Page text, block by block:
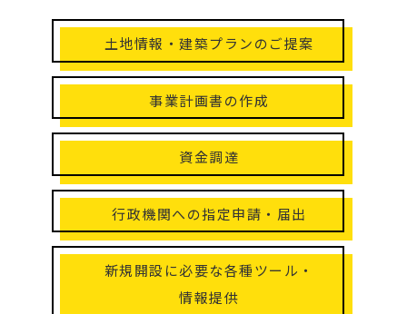
土地情報・建築プランのご提案
事業計画書の作成
資金調達
行政機関への指定申請・届出
新規開設に必要な各種ツール・
情報提供